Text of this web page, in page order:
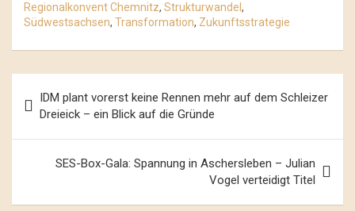
Regionalkonvent Chemnitz, Strukturwandel ,
Südwestsachsen, Transformation, Zukunftsstrategie
Navigation
IDM plant vorerst keine Rennen mehr auf dem Schleizer
Dreieick – ein Blick auf die Gründe
SES-Box-Gala: Spannung in Aschersleben – Julian
Vogel verteidigt Titel